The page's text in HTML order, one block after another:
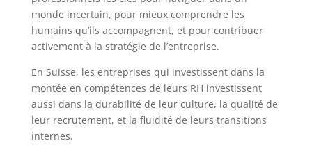
monde incertain, pour mieux comprendre les
humains qu’ils accompagnent, et pour contribuer
activement à la stratégie de l’entreprise.
En Suisse, les entreprises qui investissent dans la
montée en compétences de leurs RH investissent
aussi dans la durabilité de leur culture, la qualité de
leur recrutement, et la fluidité de leurs transitions
internes.